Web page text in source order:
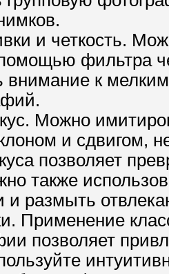
и четкость.
фильтра
внимание к
Можно
и сдвигом,
позволяет
также
и размыть
Применение
позволяет